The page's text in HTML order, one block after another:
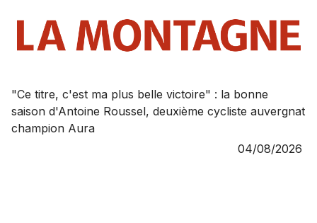
"Ce titre, c'est ma plus belle victoire" : la bonne
saison d'Antoine Roussel, deuxième cycliste auvergnat
champion Aura
04/08/2026